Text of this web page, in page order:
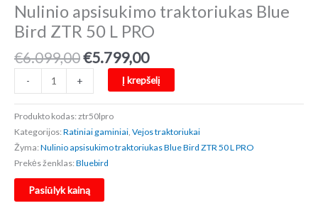
Nulinio apsisukimo traktoriukas Blue
Bird ZTR 50 L PRO
€6.099,00Original
price
was:
€6.099,00.
€5.799,00Current
price
is:
€5.799,00.
-
produkto
kiekis:
Nulinio
apsisukimo
traktoriukas
Blue
Bird
ZTR
50
+ Į krepšelį
Produkto kodas:ztr50lpro
Kategorijos:Ratiniai gaminiai Vejos traktoriukai
Žyma:Nulinio apsisukimo traktoriukas Blue Bird ZTR 50 L PRO
Prekės ženklas:Bluebird
Pasiūlyk kainą